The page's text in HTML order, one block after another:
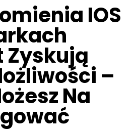
IOS
Zyskują
–
Na